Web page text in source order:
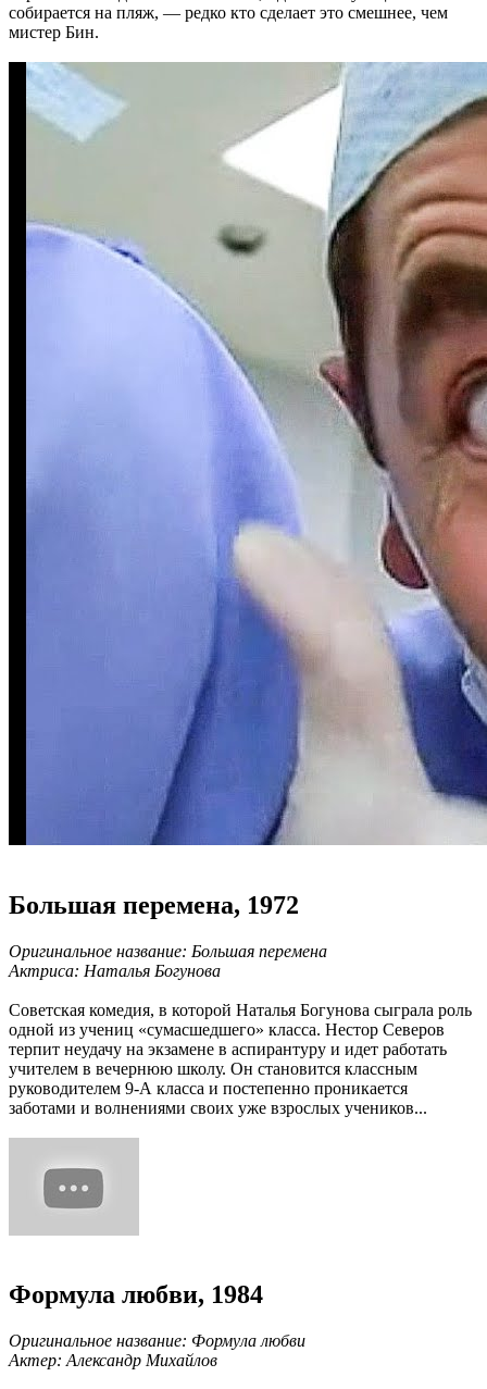
собирается на пляж, — редко кто сделает это смешнее, чем
мистер Бин.
Большая перемена, 1972
Оригинальное название: Большая перемена
Актриса: Наталья Богунова
Советская комедия, в которой Наталья Богунова сыграла роль
одной из учениц «сумасшедшего» класса. Нестор Северов
терпит неудачу на экзамене в аспирантуру и идет работать
учителем в вечернюю школу. Он становится классным
руководителем 9-А класса и постепенно проникается
заботами и волнениями своих уже взрослых учеников...
Формула любви, 1984
Оригинальное название: Формула любви
Актер: Александр Михайлов